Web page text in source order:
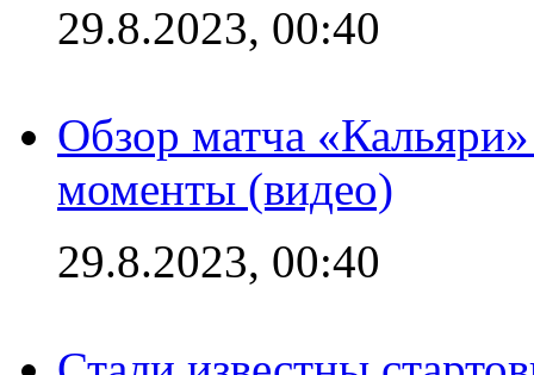
29.8.2023, 00:40
Обзор матча
моменты (видео)
29.8.2023, 00:40